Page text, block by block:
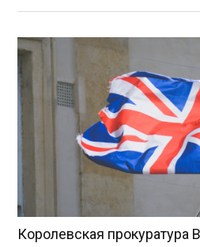
Королевская прокуратура